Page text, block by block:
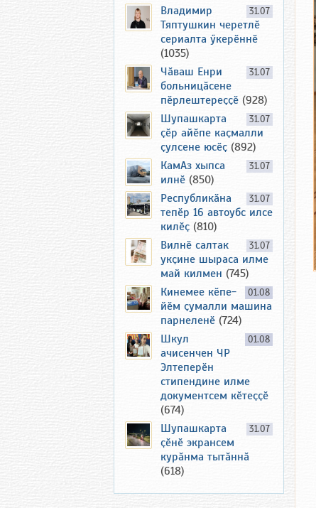
31.07
Владимир
Тяптушкин черетлӗ
сериалта ӳкерӗннӗ
(1035)
31.07
Чӑваш Енри
больницӑсене
пӗрлештереҫҫӗ (928)
31.07
Шупашкарта
ҫӗр айӗпе каҫмалли
ҫулсене юсӗҫ (892)
31.07
КамАз хыпса
илнӗ (850)
31.07
Республикӑна
тепӗр 16 автоубс илсе
килӗҫ (810)
31.07
Вилнӗ салтак
укҫине шыраса илме
май килмен (745)
01.08
Кинемее кӗпе-
йӗм ҫумалли машина
парнеленӗ (724)
01.08
Шкул
ачисенчен ЧР
Элтеперӗн
стипендине илме
документсем кӗтеҫҫӗ
(674)
31.07
Шупашкарта
ҫӗнӗ экрансем
курӑнма тытӑннӑ
(618)